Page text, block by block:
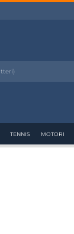
TENNIS MOTORI